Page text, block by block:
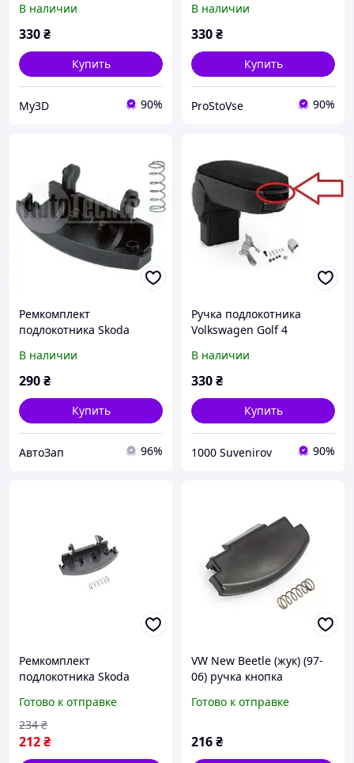
В наличии
330₴
Купить
My3D 90%
В наличии
330₴
Купить
ProStoVse 90%
Ремкомплект
подлокотника Skoda
Passat B5 98-00/ Polo 09-/
Bora 99-05/ Golf 00-06,
В наличии
290₴
Купить
АвтоЗап 96%
Ручка подлокотника
Volkswagen Golf 4
В наличии
330₴
Купить
1000 Suvenirov 90%
Ремкомплект
подлокотника Skoda
Passat B5 98-00/ Polo 09-/
Bora 99-05/ Golf 00-06 386
8001 AUTOTECHTEILE
Готово к отправке
212₴
234 ₴
VW New Beetle (жук) (97-
06) ручка кнопка
подлокотника 3B0868445,
Готово к отправке
216₴